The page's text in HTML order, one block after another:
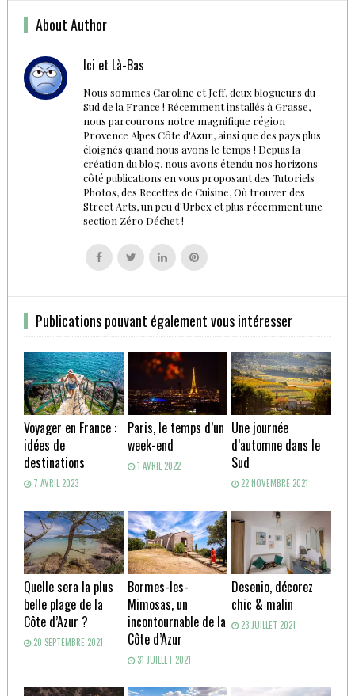
About Author
Ici et Là-Bas
Nous sommes Caroline et Jeff, deux blogueurs du
Sud de la France ! Récemment installés à Grasse,
nous parcourons notre magnifique région
Provence Alpes Côte d'Azur, ainsi que des pays plus
éloignés quand nous avons le temps ! Depuis la
création du blog, nous avons étendu nos horizons
côté publications en vous proposant des Tutoriels
Photos, des Recettes de Cuisine, Où trouver des
Street Arts, un peu d'Urbex et plus récemment une
section Zéro Déchet !
Follow
us
Follow
us
Follow
us
Follow
us
Publications pouvant également vous intéresser
Voyager en France :
idées de
destinations
7 AVRIL 2023
Paris, le temps d’un
week-end
1 AVRIL 2022
Une journée
d’automne dans le
Sud
22 NOVEMBRE 2021
Quelle sera la plus
belle plage de la
Côte d’Azur ?
20 SEPTEMBRE 2021
Bormes-les-
Mimosas, un
incontournable de la
Côte d’Azur
31 JUILLET 2021
Desenio, décorez
chic & malin
23 JUILLET 2021